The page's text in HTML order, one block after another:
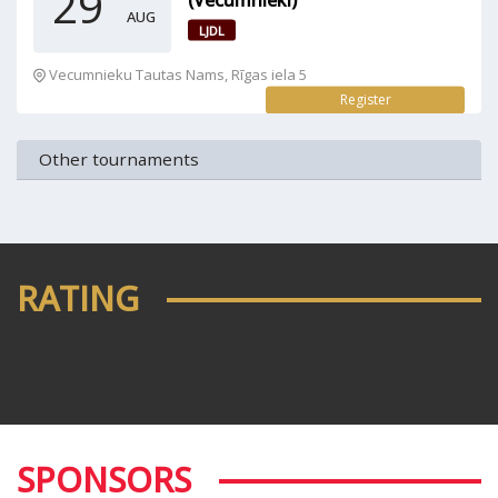
AUG
LJDL
Vecumnieku Tautas Nams, Rīgas iela 5
Register
Other tournaments
RATING
SPONSORS